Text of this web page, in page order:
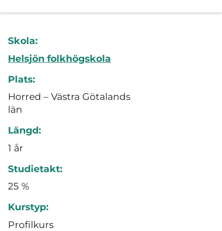
Skola:
Helsjön folkhögskola
Plats:
Horred – Västra Götalands
län
Längd:
1 år
Studietakt:
25 %
Kurstyp:
Profilkurs